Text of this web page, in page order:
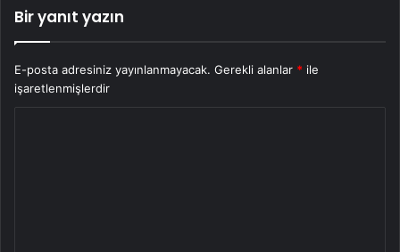
Bir yanıt yazın
E-posta adresiniz yayınlanmayacak. Gerekli alanlar * ile
işaretlenmişlerdir